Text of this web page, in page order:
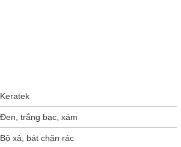
Keratek
Đen, trắng bạc, xám
Bộ xả, bát chặn rác